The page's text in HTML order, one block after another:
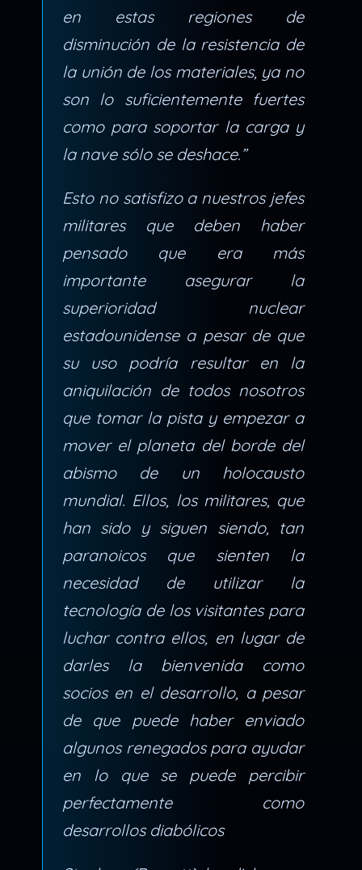
en estas regiones de
disminución de la resistencia de
la unión de los materiales, ya no
son lo suficientemente fuertes
como para soportar la carga y
la nave sólo se deshace.”
Esto no satisfizo a nuestros jefes
militares que deben haber
pensado que era más
importante asegurar la
superioridad nuclear
estadounidense a pesar de que
su uso podría resultar en la
aniquilación de todos nosotros
que tomar la pista y empezar a
mover el planeta del borde del
abismo de un holocausto
mundial. Ellos, los militares, que
han sido y siguen siendo, tan
paranoicos que sienten la
necesidad de utilizar la
tecnología de los visitantes para
luchar contra ellos, en lugar de
darles la bienvenida como
socios en el desarrollo, a pesar
de que puede haber enviado
algunos renegados para ayudar
en lo que se puede percibir
perfectamente como
desarrollos diabólicos